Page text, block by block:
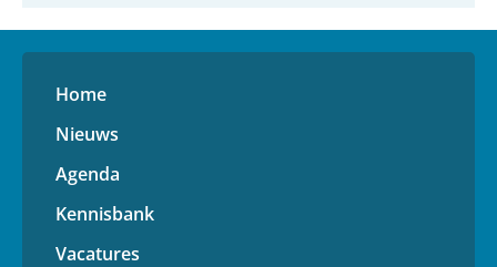
Home
Nieuws
Agenda
Kennisbank
Vacatures